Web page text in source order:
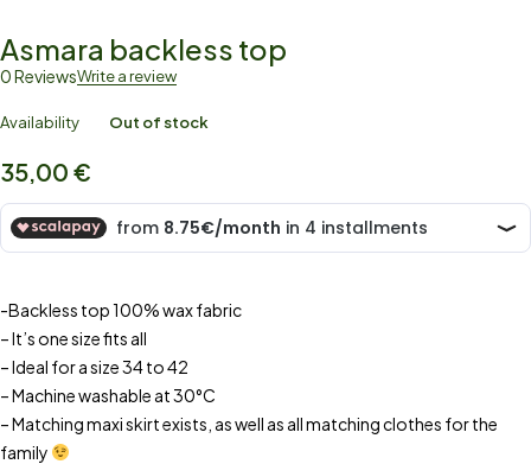
Asmara backless top
0 ReviewsWrite a review
Availability Out of stock
35,00 €
-Backless top 100% wax fabric
– It’s one size fits all
– Ideal for a size 34 to 42
– Machine washable at 30°C
– Matching maxi skirt exists, as well as all matching clothes for the
family